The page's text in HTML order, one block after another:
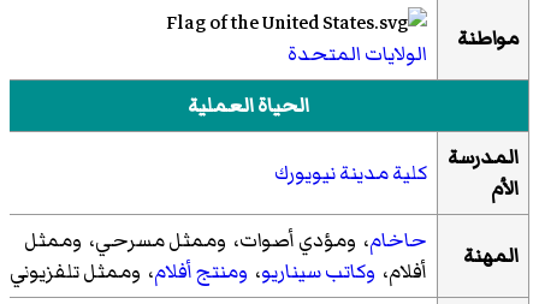
مواطنة
الولايات المتحدة
الحياة العملية
المدرسة
الأم
كلية مدينة نيويورك
المهنة حاخام، ومؤدي أصوات، وممثل مسرحي، وممثل
أفلام، وكاتب سيناريو، ومنتج أفلام، وممثل تلفزيوني